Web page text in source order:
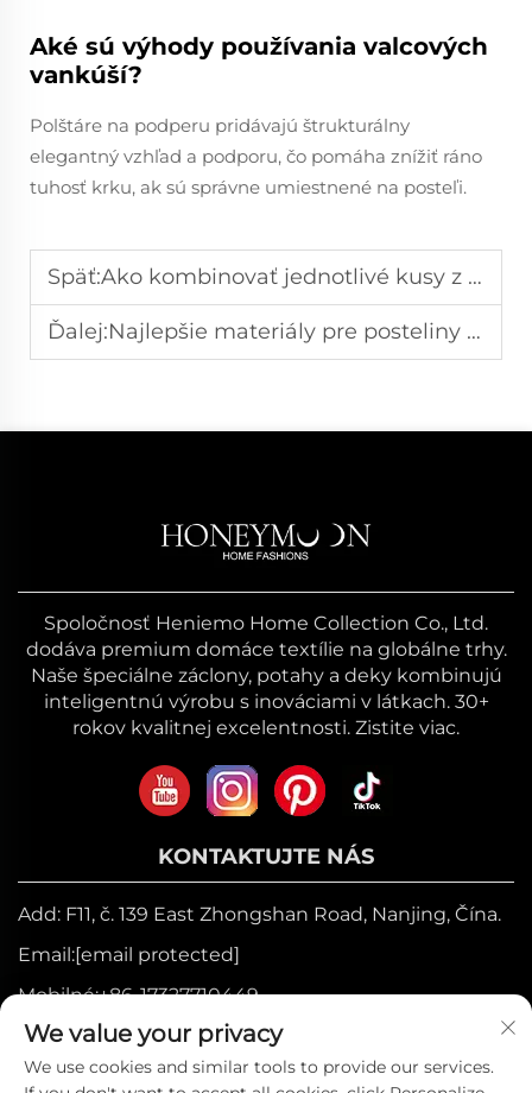
Aké sú výhody používania valcových
vankúší?
Polštáre na podperu pridávajú štrukturálny
elegantný vzhľad a podporu, čo pomáha znížiť ráno
tuhosť krku, ak sú správne umiestnené na posteľi.
Späť:Ako kombinovať jednotlivé kusy z rôznych posteľných souprav
Ďalej:Najlepšie materiály pre posteliny vo vlhkých podnebiach
Spoločnosť Heniemo Home Collection Co., Ltd.
dodáva premium domáce textílie na globálne trhy.
Naše špeciálne záclony, potahy a deky kombinujú
inteligentnú výrobu s inováciami v látkach. 30+
rokov kvalitnej excelentnosti. Zistite viac.
KONTAKTUJTE NÁS
Add: F11, č. 139 East Zhongshan Road, Nanjing, Čína.
Email:[email protected]
Mobilné:+86-17327710449
Tel.:+86-025-84573776
We value your privacy
We use cookies and similar tools to provide our services.